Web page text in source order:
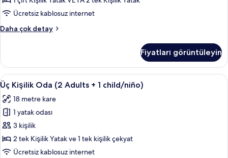
için
fotoğrafları
Ücretsiz kablosuz internet
Daha çok detay
Superior
Oda,
Teras
hakkında
daha
fazla
detay
Fiyatları görüntüleyin
Üç
Kişilik
Oda
(2
Adults
+
1
Masa, güneşlik/perde, ses yalıtımı,
5
Üç Kişilik Oda (2 Adults + 1 child/niño)
18 metre kare
1 yatak odası
3 kişilik
2 tek Kişilik Yatak ve 1 tek kişilik çekyat
Ücretsiz kablosuz internet